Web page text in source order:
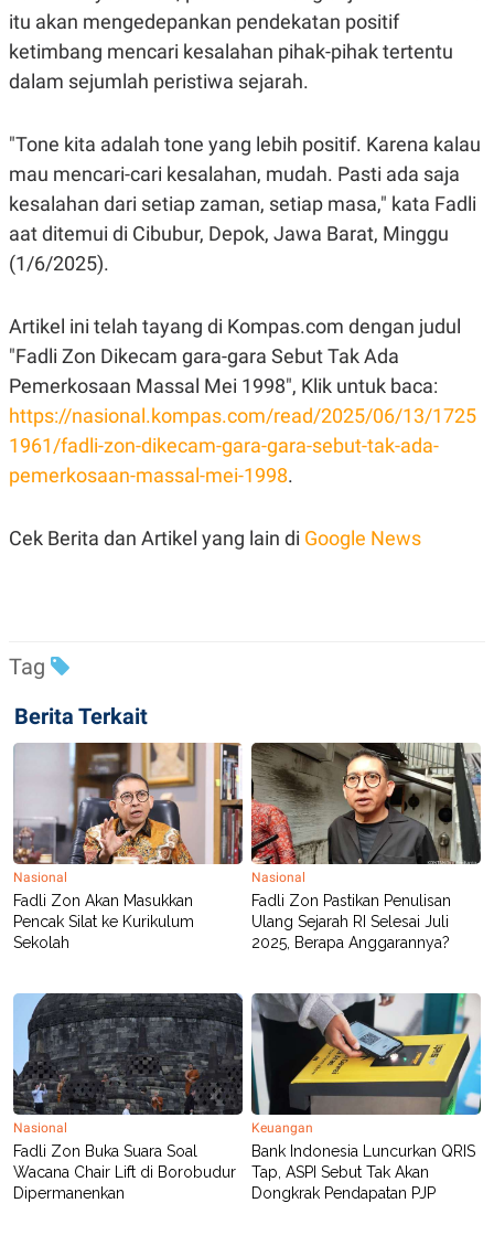
I
OF
USE
PEDOMAN
PEMBERITAAN
SIBER
PRIVACY
POLICY
itu akan mengedepankan pendekatan positif
ketimbang mencari kesalahan pihak-pihak tertentu
dalam sejumlah peristiwa sejarah.
"Tone kita adalah tone yang lebih positif. Karena kalau
mau mencari-cari kesalahan, mudah. Pasti ada saja
kesalahan dari setiap zaman, setiap masa," kata Fadli
aat ditemui di Cibubur, Depok, Jawa Barat, Minggu
(1/6/2025).
Artikel ini telah tayang di Kompas.com dengan judul
"Fadli Zon Dikecam gara-gara Sebut Tak Ada
Pemerkosaan Massal Mei 1998", Klik untuk baca:
https://nasional.kompas.com/read/2025/06/13/1725
1961/fadli-zon-dikecam-gara-gara-sebut-tak-ada-
pemerkosaan-massal-mei-1998.
Cek Berita dan Artikel yang lain di Google News
Tag
Berita Terkait
Nasional
Fadli Zon Akan Masukkan
Pencak Silat ke Kurikulum
Sekolah
Nasional
Fadli Zon Pastikan Penulisan
Ulang Sejarah RI Selesai Juli
2025, Berapa Anggarannya?
Nasional
Fadli Zon Buka Suara Soal
Wacana Chair Lift di Borobudur
Dipermanenkan
Keuangan
Bank Indonesia Luncurkan QRIS
Tap, ASPI Sebut Tak Akan
Dongkrak Pendapatan PJP